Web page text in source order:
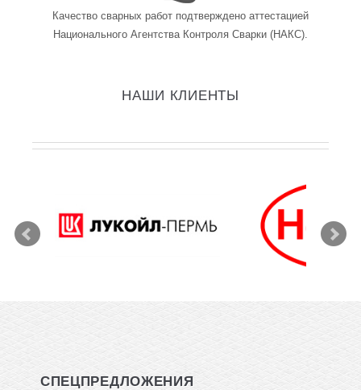
Качество сварных работ подтверждено аттестацией
Национального Агентства Контроля Сварки (НАКС).
НАШИ КЛИЕНТЫ
СПЕЦПРЕДЛОЖЕНИЯ